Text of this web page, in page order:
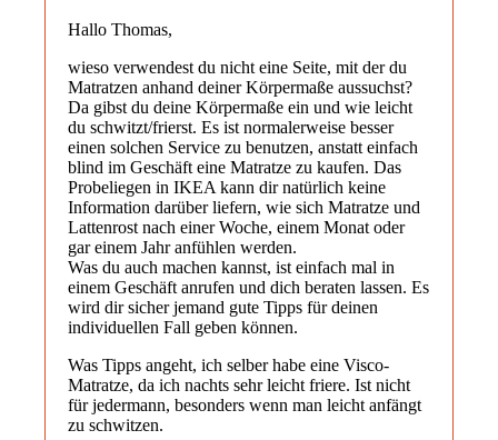
Hallo Thomas,
wieso verwendest du nicht eine Seite, mit der du
Matratzen anhand deiner Körpermaße aussuchst?
Da gibst du deine Körpermaße ein und wie leicht
du schwitzt/frierst. Es ist normalerweise besser
einen solchen Service zu benutzen, anstatt einfach
blind im Geschäft eine Matratze zu kaufen. Das
Probeliegen in IKEA kann dir natürlich keine
Information darüber liefern, wie sich Matratze und
Lattenrost nach einer Woche, einem Monat oder
gar einem Jahr anfühlen werden.
Was du auch machen kannst, ist einfach mal in
einem Geschäft anrufen und dich beraten lassen. Es
wird dir sicher jemand gute Tipps für deinen
individuellen Fall geben können.
Was Tipps angeht, ich selber habe eine Visco-
Matratze, da ich nachts sehr leicht friere. Ist nicht
für jedermann, besonders wenn man leicht anfängt
zu schwitzen.